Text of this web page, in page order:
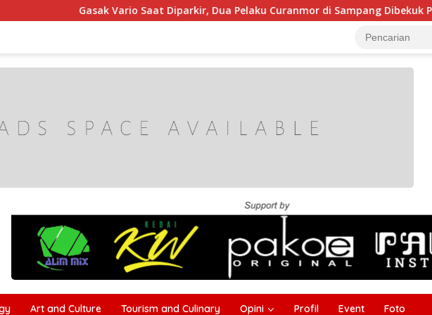
Gasak Vario Saat Diparkir, Dua Pelaku Curanmor di Sampang Dibekuk Polisi
Art and Culture Tourism and Culinary Opini Profil Event Foto